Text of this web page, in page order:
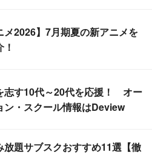
メ2026】7月期夏の新アニメを
志す10代～20代を応援！ オー
ン・スクール情報はDeview
放題サブスクおすすめ11選【徹